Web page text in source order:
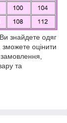
Ви знайдете одяг
зможете оцінити
та